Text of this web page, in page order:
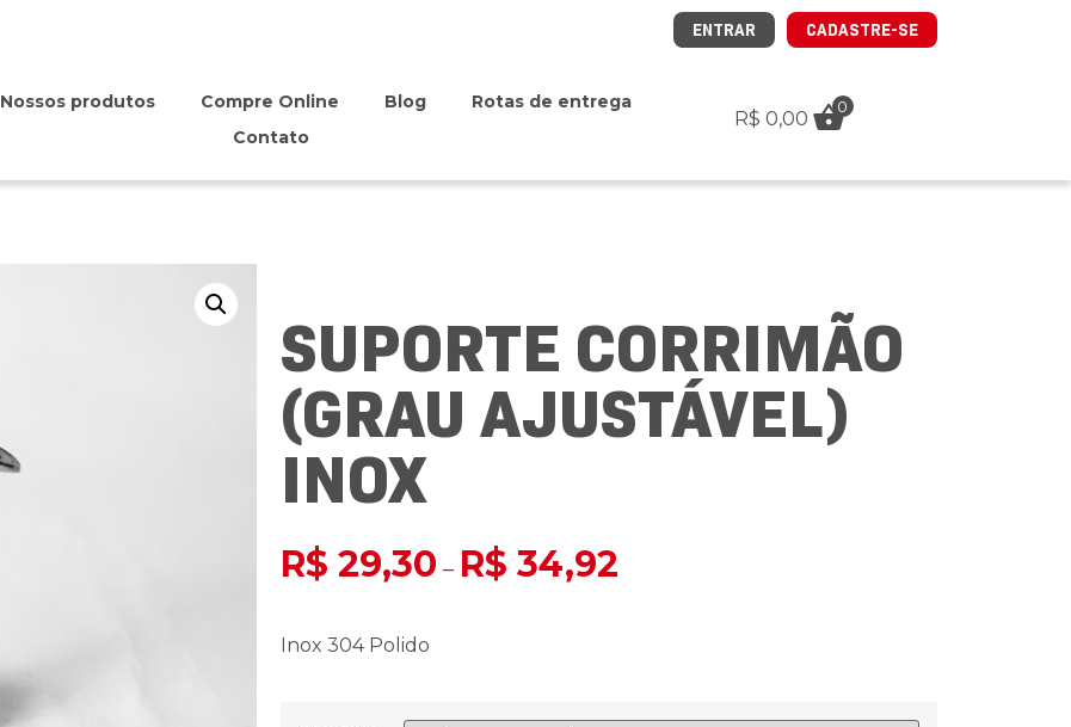
ENTRAR CADASTRE-SE
Nossos produtos Compre Online Blog
Rotas de entrega
Contato
R$ 0,00
0
SUPORTE CORRIMÃO
(GRAU AJUSTÁVEL)
INOX
R$ 29,30 – R$ 34,92
Inox 304 Polido